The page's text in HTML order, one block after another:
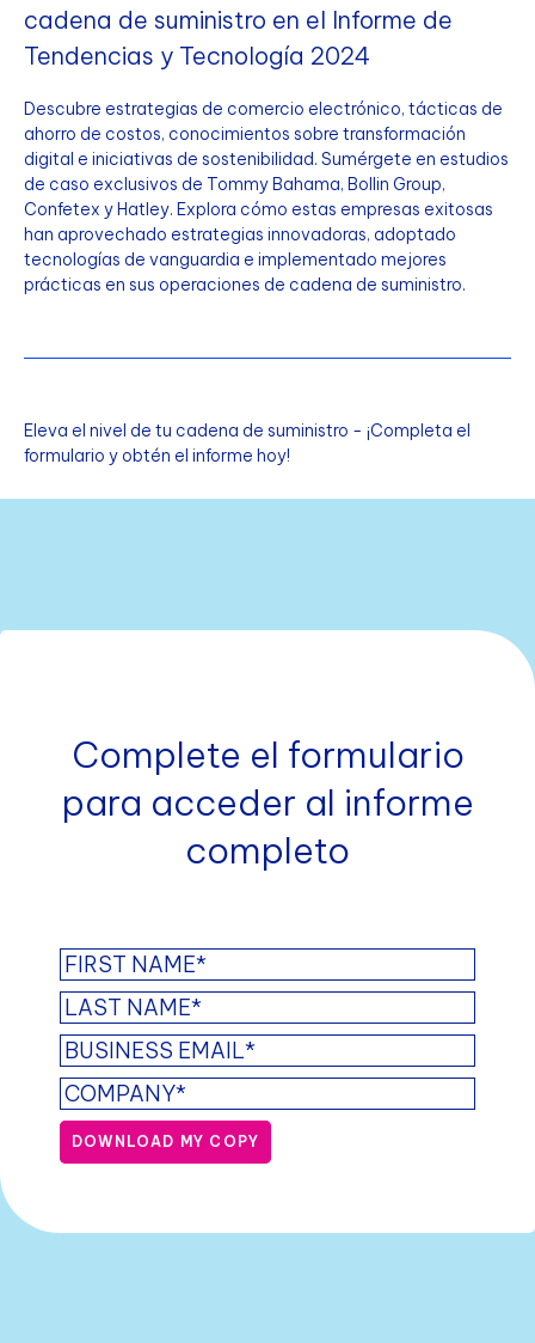
cadena de suministro en el Informe de
Tendencias y Tecnología 2024
Descubre estrategias de comercio electrónico, tácticas de
ahorro de costos, conocimientos sobre transformación
digital e iniciativas de sostenibilidad. Sumérgete en estudios
de caso exclusivos de Tommy Bahama, Bollin Group,
Confetex y Hatley. Explora cómo estas empresas exitosas
han aprovechado estrategias innovadoras, adoptado
tecnologías de vanguardia e implementado mejores
prácticas en sus operaciones de cadena de suministro.
Eleva el nivel de tu cadena de suministro - ¡Completa el
formulario y obtén el informe hoy!
Complete el formulario
para acceder al informe
completo
DOWNLOAD MY COPY